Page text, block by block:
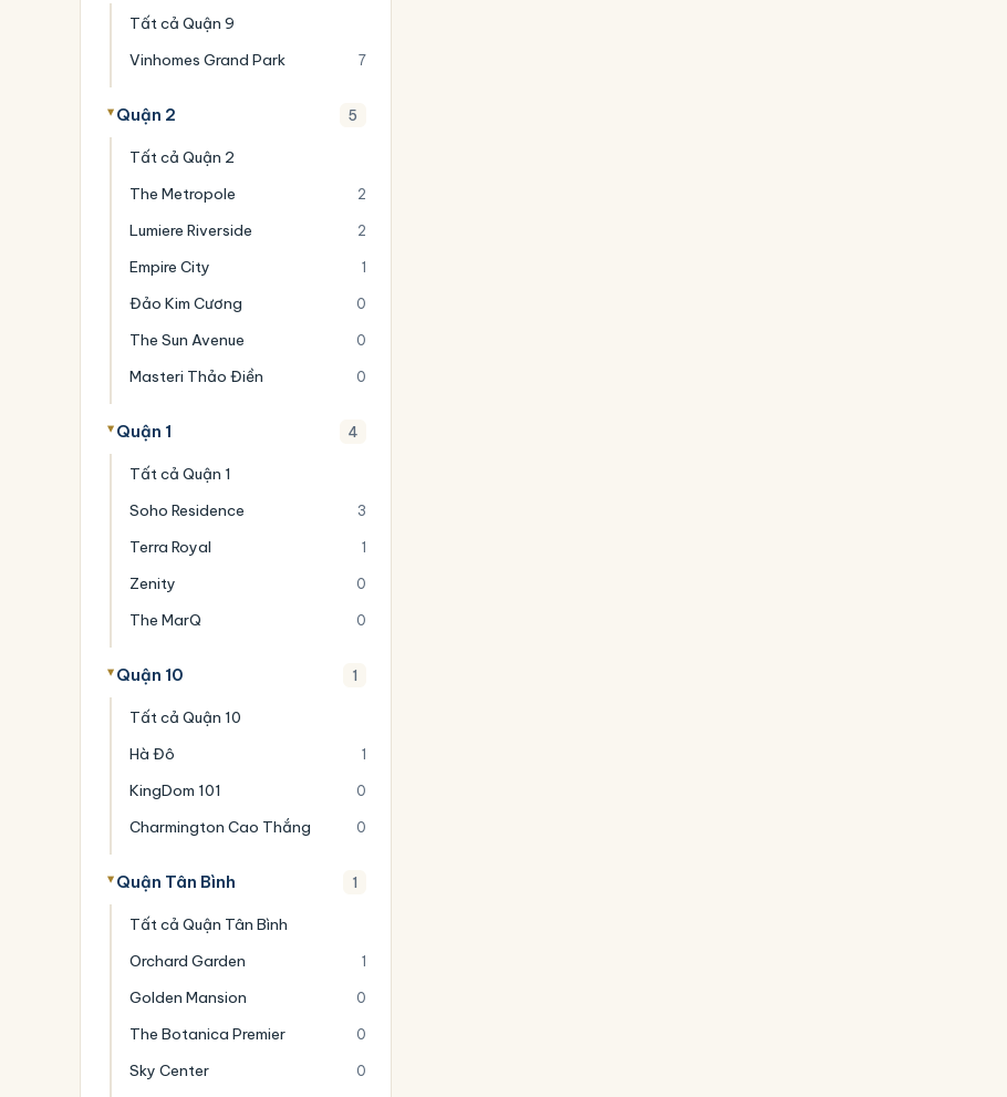
Tất cả Quận 9
Vinhomes Grand Park
7
Quận 2 5
Tất cả Quận 2
The Metropole
2
Lumiere Riverside 2
Empire City 1
Đảo Kim Cương 0
The Sun Avenue 0
Masteri Thảo Điền 0
Quận 1 4
Tất cả Quận 1
Soho Residence
3
Terra Royal 1
Zenity 0
The MarQ 0
Quận 10 1
Tất cả Quận 10
Hà Đô
1
KingDom 101 0
Charmington Cao Thắng 0
Quận Tân Bình 1
Tất cả Quận Tân Bình
Orchard Garden
1
Golden Mansion 0
The Botanica Premier 0
Sky Center 0